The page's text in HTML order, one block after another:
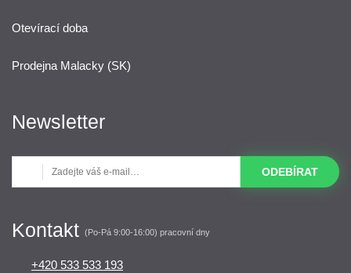
Otevírací doba
Prodejna Malacky (SK)
Newsletter
ODEBÍRAT
Kontakt (Po-Pá 9:00-16:00) pracovní dny
+420 533 533 193